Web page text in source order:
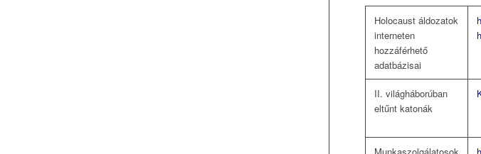
Holocaust áldozatok
interneten
hozzáférhető
adatbázisai
II. világháborúban
eltűnt katonák